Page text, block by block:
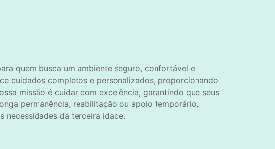
quem busca um ambiente seguro, confortável e
cuidados completos e personalizados, proporcionando
missão é cuidar com excelência, garantindo que seus
permanência, reabilitação ou apoio temporário,
da terceira idade.